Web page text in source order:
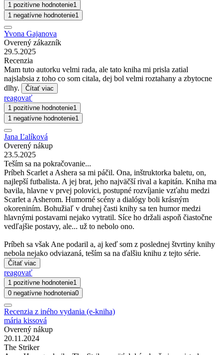
1 pozitívne hodnotenie1
1 negatívne hodnotenie1
Yvona Gajanova
Overený zákazník
29.5.2025
Recenzia
Mam tuto autorku velmi rada, ale tato kniha mi prisla zatial
najslabsia z toho co som citala, dej bol velmi roztahany a zbytocne
dlhy.
Čítať viac
reagovať
1 pozitívne hodnotenie1
1 negatívne hodnotenie1
Jana Ľalíková
Overený nákup
23.5.2025
Teším sa na pokračovanie...
Príbeh Scarlet a Ashera sa mi páčil. Ona, inštruktorka baletu, on,
najlepší futbalista. A jej brat, jeho najväčší rival a kapitán. Kniha ma
bavila, hlavne v prvej polovici, postupné rozvíjanie vzťahu medzi
Scarlet a Asherom. Humorné scény a dialógy boli krásným
okoreniním. Bohužiaľ v druhej časti knihy sa ten humor medzi
hlavnými postavami nejako vytratil. Síce ho držali aspoň čiastočne
vedľajšie postavy, ale... už to nebolo ono.
Príbeh sa však Ane podaril a, aj keď som z poslednej štvrtiny knihy
nebola nejako odviazaná, teším sa na ďalšiu knihu z tejto série.
Čítať viac
reagovať
1 pozitívne hodnotenie1
0 negatívne hodnotenia0
Recenzia z iného vydania (e-kniha)
mária kissová
Overený nákup
20.11.2024
The Striker